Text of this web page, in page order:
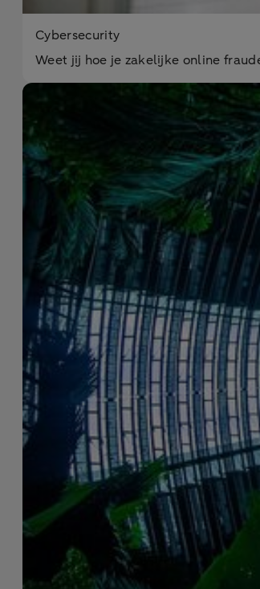
Cybersecurity
Weet jij hoe je zakelijke online